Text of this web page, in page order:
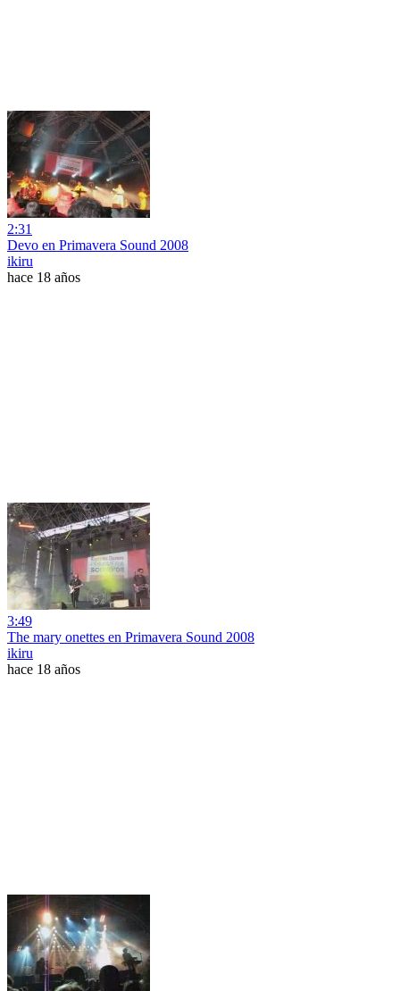
2:31
Devo en Primavera Sound 2008
ikiru
hace 18 años
3:49
The mary onettes en Primavera Sound 2008
ikiru
hace 18 años